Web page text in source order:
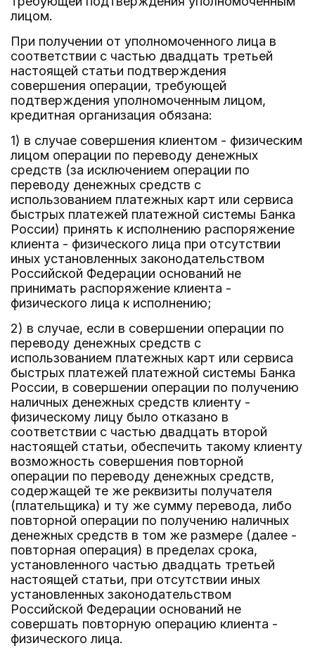
лицом.
При получении от уполномоченного лица в
соответствии с частью двадцать третьей
настоящей статьи подтверждения
совершения операции, требующей
подтверждения уполномоченным лицом,
кредитная организация обязана:
1) в случае совершения клиентом - физическим
лицом операции по переводу денежных
средств (за исключением операции по
переводу денежных средств с
использованием платежных карт или сервиса
быстрых платежей платежной системы Банка
России) принять к исполнению распоряжение
клиента - физического лица при отсутствии
иных установленных законодательством
Российской Федерации оснований не
принимать распоряжение клиента -
физического лица к исполнению;
2) в случае, если в совершении операции по
переводу денежных средств с
использованием платежных карт или сервиса
быстрых платежей платежной системы Банка
России, в совершении операции по получению
наличных денежных средств клиенту -
физическому лицу было отказано в
соответствии с частью двадцать второй
настоящей статьи, обеспечить такому клиенту
возможность совершения повторной
операции по переводу денежных средств,
содержащей те же реквизиты получателя
(плательщика) и ту же сумму перевода, либо
повторной операции по получению наличных
денежных средств в том же размере (далее -
повторная операция) в пределах срока,
установленного частью двадцать третьей
настоящей статьи, при отсутствии иных
установленных законодательством
Российской Федерации оснований не
совершать повторную операцию клиента -
физического лица.